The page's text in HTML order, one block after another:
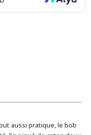
aussi pratique, le bob